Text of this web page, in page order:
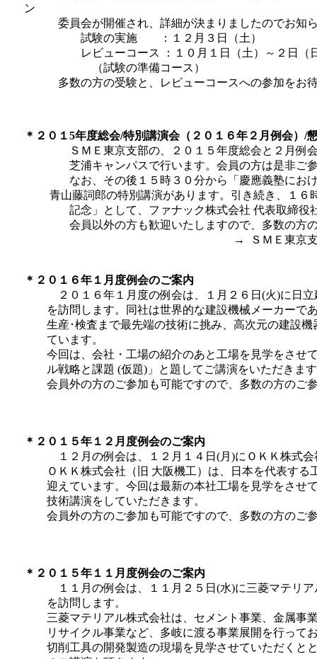
ン
委員会が開催され、詳細が決まりましたのでお知ら
試験の実施 ：１２月３日（土）
レビューコース ：１０月１日（土）
（試験の準備コース）
多数の方の受験と、レビューコースへの参加をお
＊２０１5年度総会/特別講演会（２０１６年２月例会）/
ＳＭＥ東京支部の、２０１５年度総会と２月例会
芝浦キャンパスで行います。会員の方は是非ご参
なお、その後１５時３０分から「慶應義塾におけ
青山藤詞郎の特別講演があります。引き続き、１６時
記念」として、ファナック株式会社 代表取締役社
会員以外の方も歓迎いたしますので、多数の方の
→ ＳＭＥ東京
＊２０１６年１月度例会のご案内
２０１６年１月度の例会は、１月２６日(火)に日
を訪問します。同社は世界的な建設機械メーカーで
生産･検査まで最先端の技術に挑み、高次元の建設機
ています。
今回は、会社・工場の紹介のあと工場を見学をさせ
ル戦略と課題 (仮題)」と題してご講演をいただきま
会員外の方のご参加も可能ですので、多数
＊２０１５年１２月度例会のご案内
１２月の例会は、１２月１４日(月)にＯＫＫ株式
ＯＫＫ株式会社（旧 大阪機工）は、日本を代表する
迎えています。今回は最新の本社工場を見学をさせ
技術講演をしていただきます。
会員外の方のご参加も可能ですので、多数
＊２０１５年１１月度例会のご案内
１１月の例会は、１１月２５日(水)に三菱マテリ
を訪問します。
三菱マテリアル株式会社は、セメント事業、金属事
リサイクル事業など、多岐に渡る事業展開を行って
切削工具の開発製造の現場を見学させていただくと